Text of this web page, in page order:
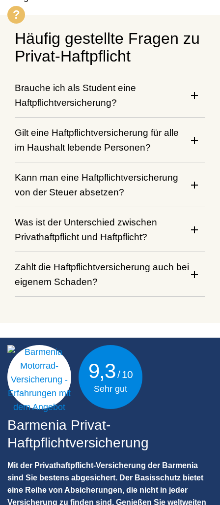
Häufig gestellte Fragen zu
Privat-Haftpflicht
Brauche ich als Student eine
Haftpflichtversicherung?
Gilt eine Haftpflichtversicherung für alle
im Haushalt lebende Personen?
Kann man eine Haftpflichtversicherung
von der Steuer absetzen?
Was ist der Unterschied zwischen
Privathaftpflicht und Haftpflicht?
Zahlt die Haftpflichtversicherung auch bei
eigenem Schaden?
Barmenia Privat-
Haftpflichtversicherung
Mit der Privathaftpflicht-Versicherung der Barmenia
sind Sie bestens abgesichert. Der Basisschutz bietet
eine Reihe von Absicherungen, die nicht in jeder
Versicherung zu finden sind. Genießen Sie weltweiten
9,3
Sehr gut